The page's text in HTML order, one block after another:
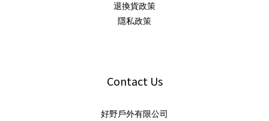
退換貨政策
隱私政策
Contact Us
好野戶外有限公司